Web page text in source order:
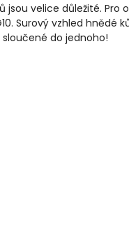
jsou velice důležité.
Surový vzhled
do jednoho!